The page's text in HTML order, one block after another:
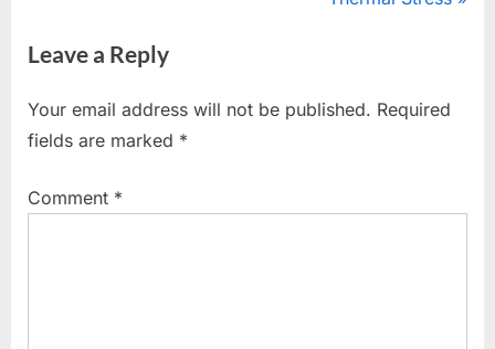
v
o
u
P
P
t
Leave a Reply
Your email address will not be published. Required
fields are marked *
Comment *